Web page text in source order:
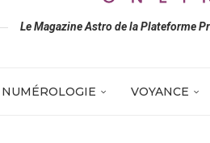
Le Magazine Astro de la Plateforme
NUMÉROLOGIE VOYANCE